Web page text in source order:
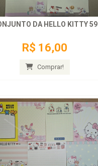
DA HELLO KITTY 59
R$ 16,00
Comprar!